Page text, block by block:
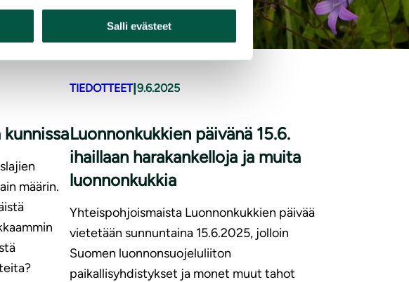
Salli evästeet
määrin.
TIEDOTTEET|9.6.2025
Luonnonkukkien päivänä 15.6.
ihaillaan harakankelloja ja muita
luonnonkukkia
Yhteispohjoismaista Luonnonkukkien päivää
vietetään sunnuntaina 15.6.2025, jolloin
Suomen luonnonsuojeluliiton
paikallisyhdistykset ja monet muut tahot